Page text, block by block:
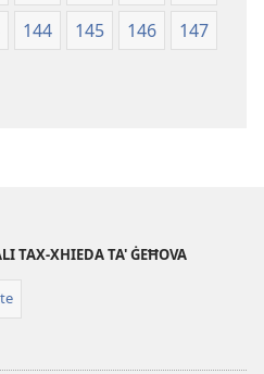
144 145 146
147
TAX-XHIEDA TA' ĠEĦOVA